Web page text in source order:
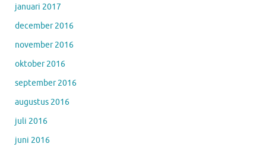
januari 2017
december 2016
november 2016
oktober 2016
september 2016
augustus 2016
juli 2016
juni 2016